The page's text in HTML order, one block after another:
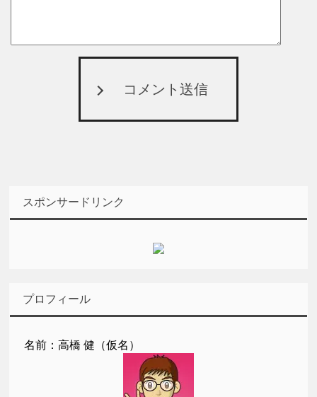
コメント送信
スポンサードリンク
プロフィール
名前：高橋 健（仮名）